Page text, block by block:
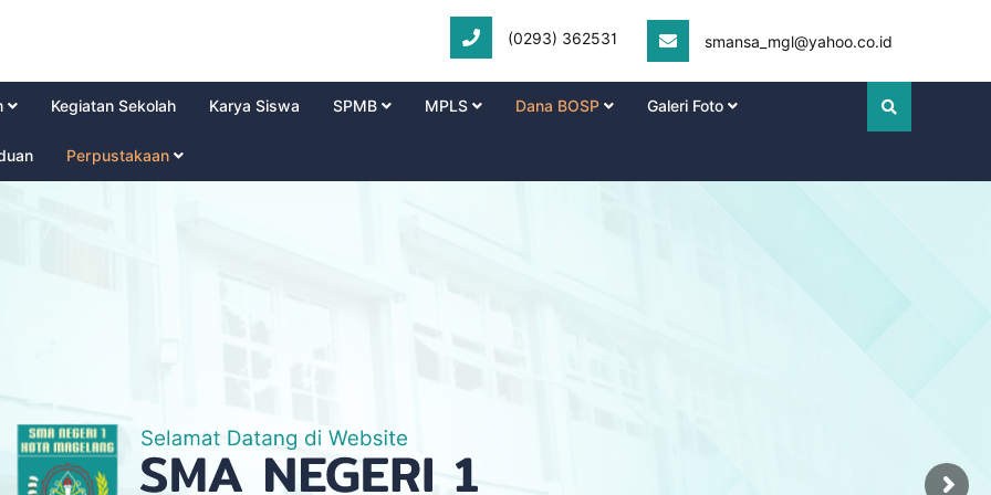
(0293) 362531 smansa_mgl@yahoo.co.id
Kegiatan Sekolah Karya Siswa SPMB MPLS Dana BOSP Galeri Foto
Perpustakaan